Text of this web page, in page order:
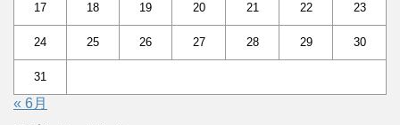
17 18 19 20 21 22 23
24 25 26 27 28 29 30
31
« 6月